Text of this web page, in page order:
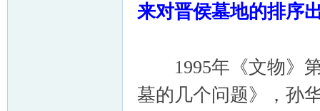
来对晋侯墓地的排序
1995年《文物》第
墓的几个问题》，孙